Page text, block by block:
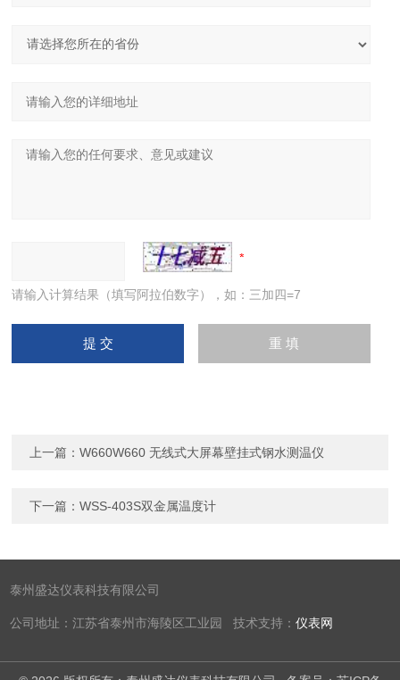
请输入计算结果（填写阿拉伯数字），如：三加四=7
上一篇：W660W660 无线式大屏幕壁挂式钢水测温仪
下一篇：WSS-403S双金属温度计
泰州盛达仪表科技有限公司
公司地址：江苏省泰州市海陵区工业园 技术支持：仪表网